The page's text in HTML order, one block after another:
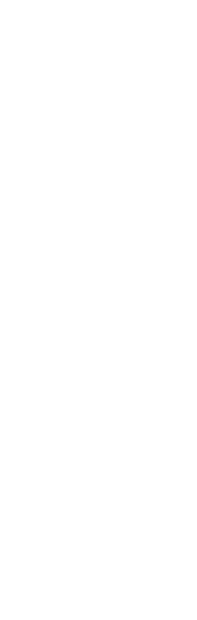
del 10%. Solo podés